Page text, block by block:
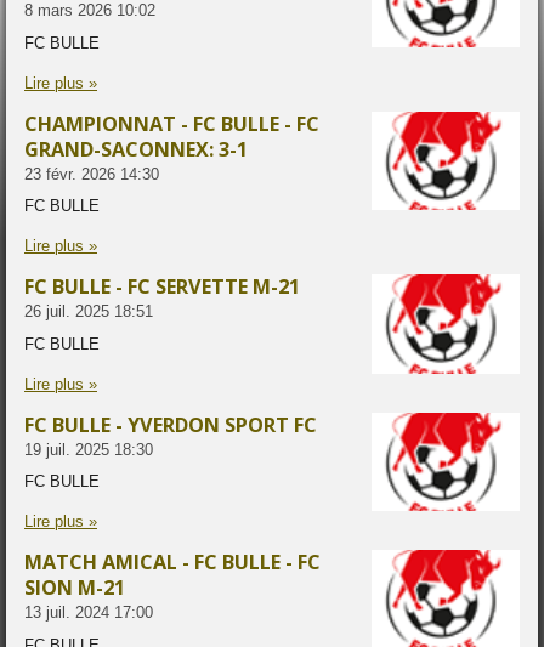
8 mars 2026 10:02
FC BULLE
Lire plus »
CHAMPIONNAT - FC BULLE - FC
GRAND-SACONNEX: 3-1
23 févr. 2026 14:30
FC BULLE
Lire plus »
FC BULLE - FC SERVETTE M-21
26 juil. 2025 18:51
FC BULLE
Lire plus »
FC BULLE - YVERDON SPORT FC
19 juil. 2025 18:30
FC BULLE
Lire plus »
MATCH AMICAL - FC BULLE - FC
SION M-21
13 juil. 2024 17:00